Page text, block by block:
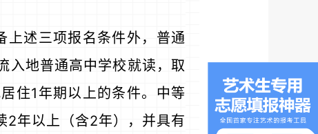
上述三项报名条件外，普通
入地普通高中学校就读，取
住1年期以上的条件。中等
2年以上（含2年），并具有